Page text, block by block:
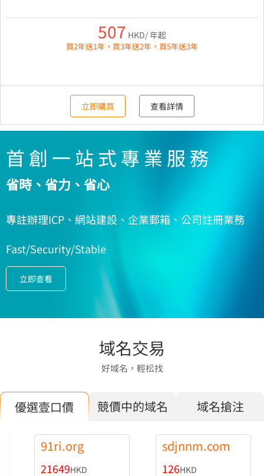
507 HKD/ 年起
買2年送1年，買3年送2年，買5年送3年
立即購買 查看詳情
首 創 一 站 式 專 業 服 務
省時、省力、省心
專註辦理ICP、網站建設、企業郵箱、公司註冊業務
Fast/Security/Stable
立即查看
域名交易
好域名，輕松找
優選壹口價 競價中的域名 域名搶注
91ri.org
21649HKD
sdjnnm.com
126HKD